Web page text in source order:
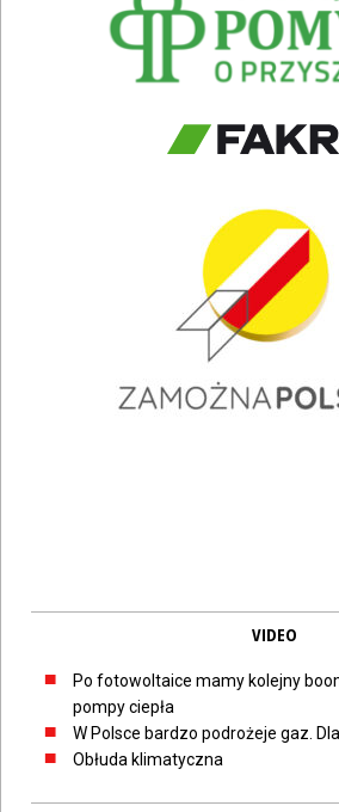
VIDEO
Po fotowoltaice mamy kolejny
pompy ciepła
W Polsce bardzo podrożeje gaz.
Obłuda klimatyczna